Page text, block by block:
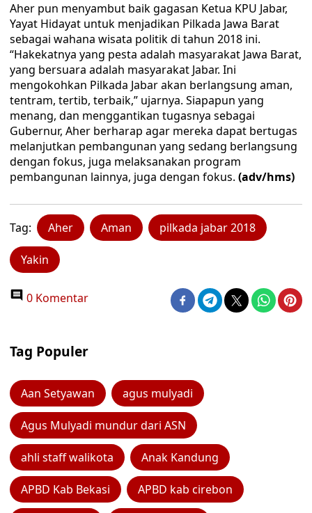
Aher pun menyambut baik gagasan Ketua KPU Jabar,
Yayat Hidayat untuk menjadikan Pilkada Jawa Barat
sebagai wahana wisata politik di tahun 2018 ini.
“Hakekatnya yang pesta adalah masyarakat Jawa Barat,
yang bersuara adalah masyarakat Jabar. Ini
mengokohkan Pilkada Jabar akan berlangsung aman,
tentram, tertib, terbaik,” ujarnya. Siapapun yang
menang, dan menggantikan tugasnya sebagai
Gubernur, Aher berharap agar mereka dapat bertugas
melanjutkan pembangunan yang sedang berlangsung
dengan fokus, juga melaksanakan program
pembangunan lainnya, juga dengan fokus. (adv/hms)
Tag: Aher Aman pilkada jabar 2018
Yakin
0 Komentar
Tag Populer
Aan Setyawan agus mulyadi
Agus Mulyadi mundur dari ASN
ahli staff walikota Anak Kandung
APBD Kab Bekasi APBD kab cirebon